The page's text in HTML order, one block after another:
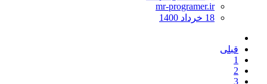
mr-programer.ir
18 خرداد 1400
قبلی
1
2
3